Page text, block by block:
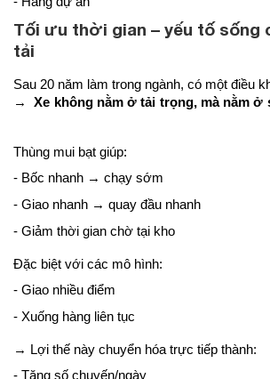
Tối ưu thời gian – yếu tố sống
tải
Sau 20 năm làm trong ngành, có một điều
→
Xe không nằm ở tải trọng, mà nằm ở
Thùng mui bạt giúp:
- Bốc nhanh → chạy sớm
- Giao nhanh → quay đầu nhanh
- Giảm thời gian chờ tại kho
Đặc biệt với các mô hình:
- Giao nhiều điểm
- Xuống hàng liên tục
→ Lợi thế này chuyển hóa trực tiếp thành:
- Tăng số chuyến/ngày